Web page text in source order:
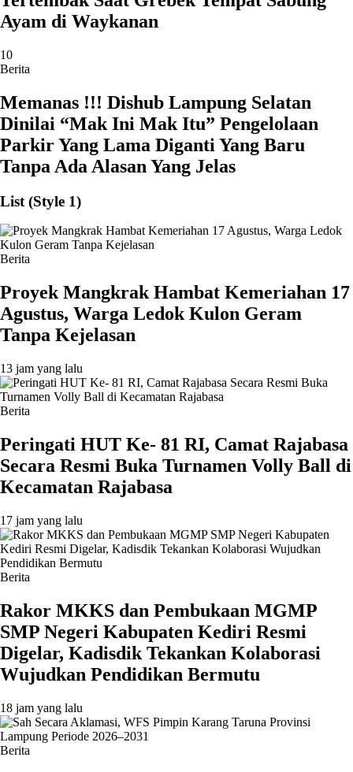
Ayam di Waykanan
10
Berita
Memanas !!! Dishub Lampung Selatan
Dinilai “Mak Ini Mak Itu” Pengelolaan
Parkir Yang Lama Diganti Yang Baru
Tanpa Ada Alasan Yang Jelas
List (Style 1)
Berita
‎Proyek Mangkrak Hambat Kemeriahan 17
Agustus, Warga Ledok Kulon Geram
Tanpa Kejelasan
13 jam yang lalu
Berita
Peringati HUT Ke- 81 RI, Camat Rajabasa
Secara Resmi Buka Turnamen Volly Ball di
Kecamatan Rajabasa
17 jam yang lalu
Berita
Rakor MKKS dan Pembukaan MGMP
SMP Negeri Kabupaten Kediri Resmi
Digelar, Kadisdik Tekankan Kolaborasi
Wujudkan Pendidikan Bermutu
18 jam yang lalu
Berita